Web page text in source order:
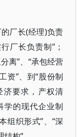
厂长(经理)负责
厂长负责制”；
离”、“承包经营
资”、到“股份制
济要求，产权清
学的现代企业制
组织形式”、“深